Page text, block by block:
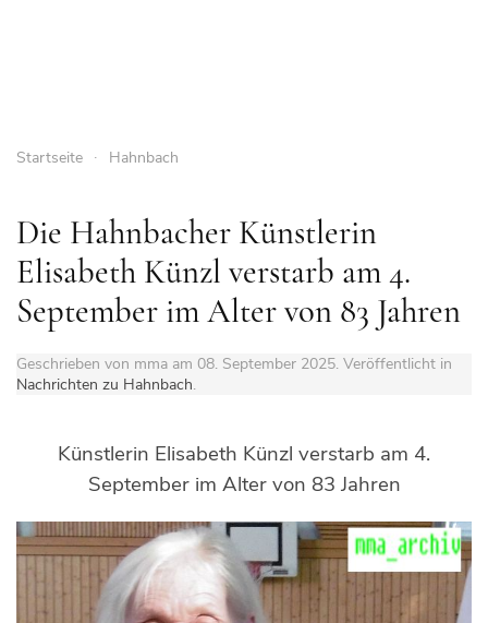
Startseite Hahnbach
Die Hahnbacher Künstlerin
Elisabeth Künzl verstarb am 4.
September im Alter von 83 Jahren
Geschrieben von mma am 08. September 2025. Veröffentlicht in
Nachrichten zu Hahnbach.
Künstlerin Elisabeth Künzl verstarb am 4.
September im Alter von 83 Jahren